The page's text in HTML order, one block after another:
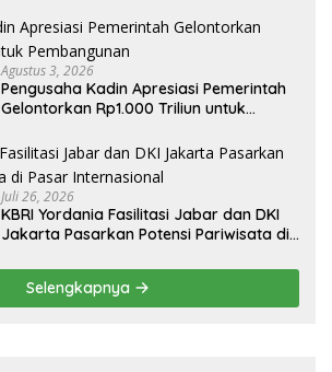
Agustus 3, 2026
Pengusaha Kadin Apresiasi Pemerintah
Gelontorkan Rp1.000 Triliun untuk
Juli 26, 2026
KBRI Yordania Fasilitasi Jabar dan DKI
Jakarta Pasarkan Potensi Pariwisata di
Selengkapnya